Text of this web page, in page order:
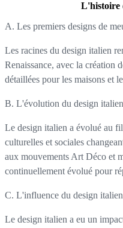
L'histoire
A. Les premiers designs de
Les racines du design italien
Renaissance, avec la création
détaillées pour les maisons et
B. L'évolution du design italien
Le design italien a évolué au
culturelles et sociales
aux mouvements Art Déco et
continuellement évolué pour
C. L'influence du design
Le design italien a eu un